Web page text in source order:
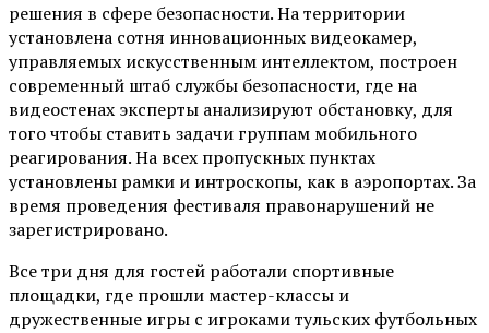
решения в сфере безопасности. На территории
установлена сотня инновационных видеокамер,
управляемых искусственным интеллектом, построен
современный штаб службы безопасности, где на
видеостенах эксперты анализируют обстановку, для
того чтобы ставить задачи группам мобильного
реагирования. На всех пропускных пунктах
установлены рамки и интроскопы, как в аэропортах. За
время проведения фестиваля правонарушений не
зарегистрировано.
Все три дня для гостей работали спортивные
площадки, где прошли мастер-классы и
дружественные игры с игроками тульских футбольных